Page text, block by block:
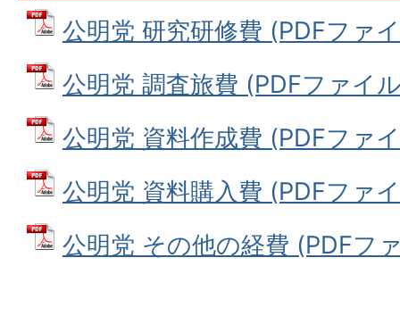
公明党 研究研修費 (PDFファ
公明党 調査旅費 (PDFファイ
公明党 資料作成費 (PDFファ
公明党 資料購入費 (PDFファ
公明党 その他の経費 (PDFフ